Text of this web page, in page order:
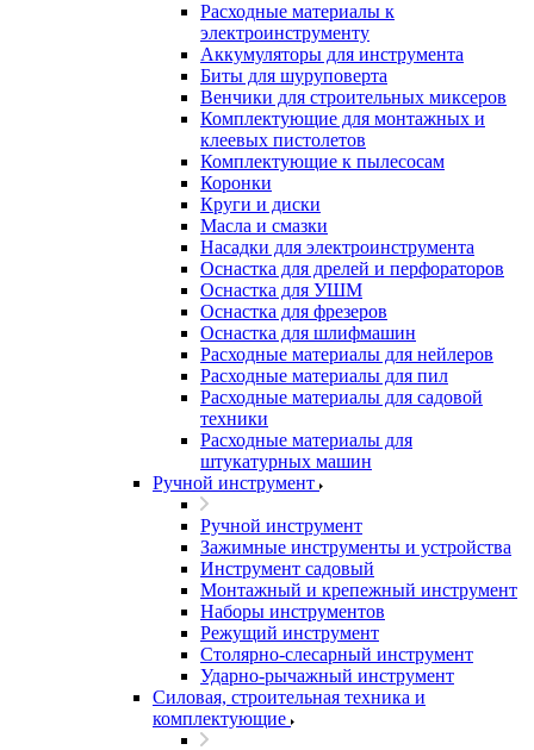
Расходные материалы к
электроинструменту
Аккумуляторы для инструмента
Биты для шуруповерта
Венчики для строительных миксеров
Комплектующие для монтажных и
клеевых пистолетов
Комплектующие к пылесосам
Коронки
Круги и диски
Масла и смазки
Насадки для электроинструмента
Оснастка для дрелей и перфораторов
Оснастка для УШМ
Оснастка для фрезеров
Оснастка для шлифмашин
Расходные материалы для нейлеров
Расходные материалы для пил
Расходные материалы для садовой
техники
Расходные материалы для
штукатурных машин
Ручной инструмент
Ручной инструмент
Зажимные инструменты и устройства
Инструмент садовый
Монтажный и крепежный инструмент
Наборы инструментов
Режущий инструмент
Столярно-слесарный инструмент
Ударно-рычажный инструмент
Силовая, строительная техника и
комплектующие